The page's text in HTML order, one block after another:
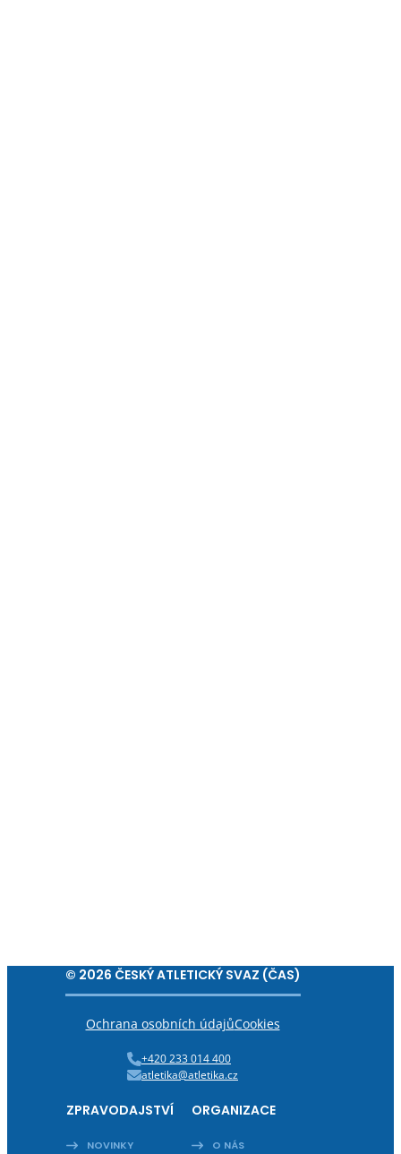
© 2026 ČESKÝ ATLETICKÝ SVAZ (ČAS)
Ochrana osobních údajůCookies
+420 233 014 400
atletika@atletika.cz
ZPRAVODAJSTVÍ
NOVINKY
ORGANIZACE
O NÁS